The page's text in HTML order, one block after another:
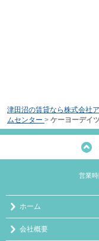
津田沼の賃貸なら株式会社
ムセンター > ケーヨーデイ
営業
ホーム
会社概要